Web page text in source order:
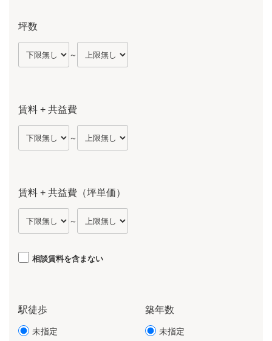
坪数
～
賃料 + 共益費
～
賃料 + 共益費（坪単価）
～
相談賃料を含まない
駅徒歩
未指定
築年数
未指定